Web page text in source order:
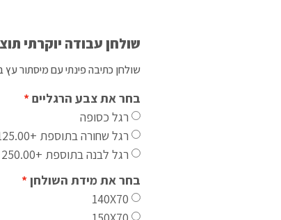
שולחן עבודה יוקרתי
שולחן כתיבה פינתי עם מיסתור עץ
בחר את צבע הרגליים
רגל כסופה
רגל שחורה בתוספת +125.00 ₪
רגל לבנה בתוספת +250.00 ₪
בחר את מידת השולחן
140X70